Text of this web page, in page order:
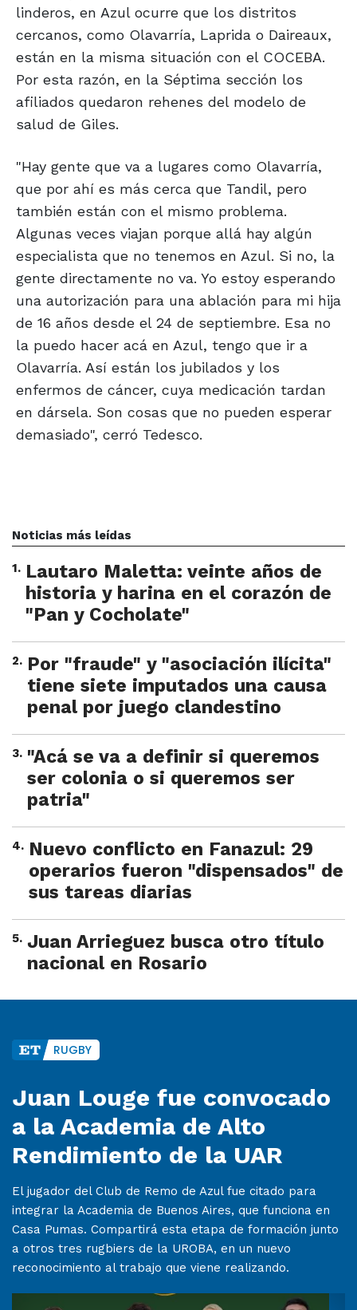
linderos, en Azul ocurre que los distritos
cercanos, como Olavarría, Laprida o Daireaux,
están en la misma situación con el COCEBA.
Por esta razón, en la Séptima sección los
afiliados quedaron rehenes del modelo de
salud de Giles.
"Hay gente que va a lugares como Olavarría,
que por ahí es más cerca que Tandil, pero
también están con el mismo problema.
Algunas veces viajan porque allá hay algún
especialista que no tenemos en Azul. Si no, la
gente directamente no va. Yo estoy esperando
una autorización para una ablación para mi hija
de 16 años desde el 24 de septiembre. Esa no
la puedo hacer acá en Azul, tengo que ir a
Olavarría. Así están los jubilados y los
enfermos de cáncer, cuya medicación tardan
en dársela. Son cosas que no pueden esperar
demasiado", cerró Tedesco.
Noticias más leídas
1. Lautaro Maletta: veinte años de
historia y harina en el corazón de
"Pan y Cocholate"
2. Por "fraude" y "asociación ilícita"
tiene siete imputados una causa
penal por juego clandestino
3. "Acá se va a definir si queremos
ser colonia o si queremos ser
patria"
4. Nuevo conflicto en Fanazul: 29
operarios fueron "dispensados" de
sus tareas diarias
5. Juan Arrieguez busca otro título
nacional en Rosario
RUGBY
Juan Louge fue convocado
a la Academia de Alto
Rendimiento de la UAR
El jugador del Club de Remo de Azul fue citado para
integrar la Academia de Buenos Aires, que funciona en
Casa Pumas. Compartirá esta etapa de formación junto
a otros tres rugbiers de la UROBA, en un nuevo
reconocimiento al trabajo que viene realizando.